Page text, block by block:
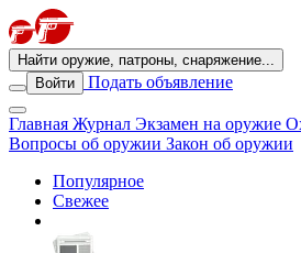
Найти оружие, патроны, снаряжение...
Войти
Подать объявление
Главная Журнал Экзамен на оружие
Вопросы об оружии Закон об оружии
Популярное
Свежее